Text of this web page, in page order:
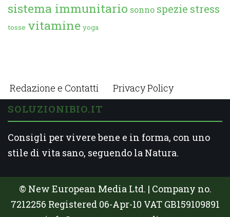
sistema immunitario sonno spezie stress
tosse vitamine yoga
Redazione e Contatti Privacy Policy
SOLUZIONIBIO.IT
Consigli per vivere bene e in forma, con uno
stile di vita sano, seguendo la Natura.
© New European Media Ltd. | Company no.
7212256 Registered 06-Apr-10 VAT GB159109891